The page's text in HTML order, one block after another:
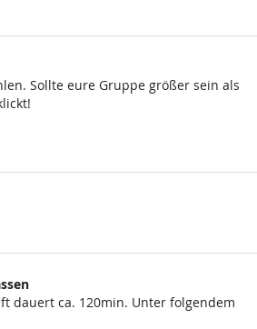
Sollte eure Gruppe größer sein als
dauert ca. 120min. Unter folgendem